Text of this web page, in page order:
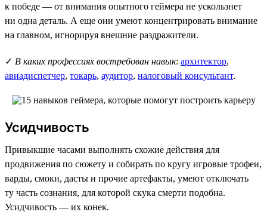
к победе — от внимания опытного геймера не ускользнет
ни одна деталь. А еще они умеют концентрировать внимание
на главном, игнорируя внешние раздражители.
✓ В каких профессиях востребован навык: архитектор,
авиадиспетчер, токарь, аудитор, налоговый консультант.
Усидчивость
Привыкшие часами выполнять схожие действия для
продвижения по сюжету и собирать по кругу игровые трофеи,
варды, смоки, дасты и прочие артефакты, умеют отключать
ту часть сознания, для которой скука смерти подобна.
Усидчивость — их конек.